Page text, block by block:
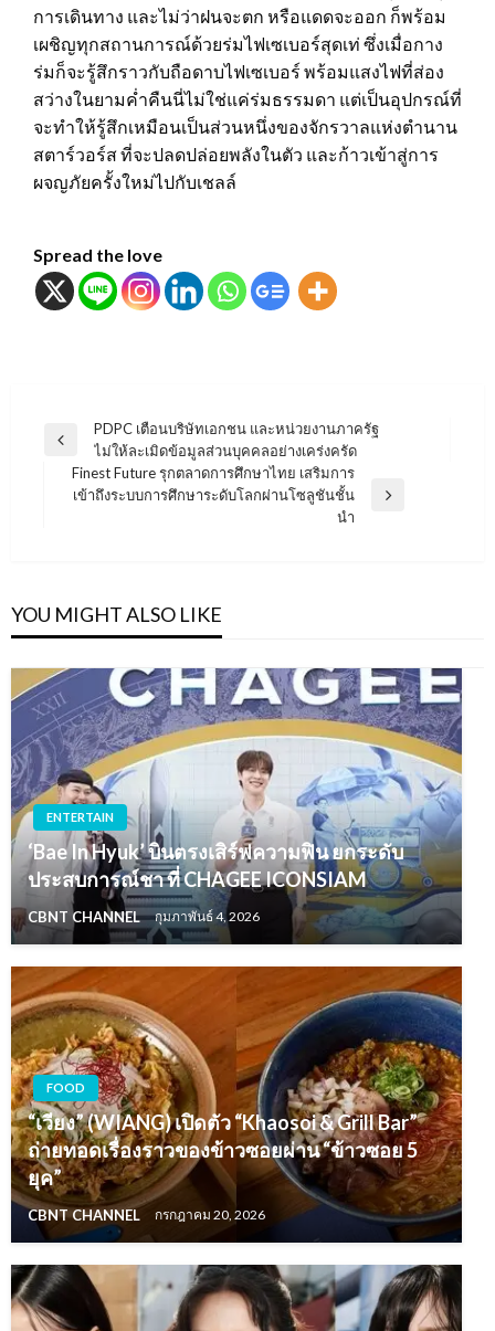
การเดินทาง และไม่ว่าฝนจะตก หรือแดดจะออก ก็พร้อม
เผชิญทุกสถานการณ์ด้วยร่มไฟเซเบอร์สุดเท่ ซึ่งเมื่อกาง
ร่มก็จะรู้สึกราวกับถือดาบไฟเซเบอร์ พร้อมแสงไฟที่ส่อง
สว่างในยามค่ำคืนนี่ไม่ใช่แค่ร่มธรรมดา แต่เป็นอุปกรณ์ที่
จะทำให้รู้สึกเหมือนเป็นส่วนหนึ่งของจักรวาลแห่งตำนาน
สตาร์วอร์ส ที่จะปลดปล่อยพลังในตัว และก้าวเข้าสู่การ
ผจญภัยครั้งใหม่ไปกับเชลล์
Spread the love
แนะแนว
เรื่อง
Previous
Post
PDPC เตือนบริษัทเอกชน และหน่วยงานภาครัฐ
ไม่ให้ละเมิดข้อมูลส่วนบุคคลอย่างเคร่งครัด
Next
Finest Future รุกตลาดการศึกษาไทย เสริมการ
เข้าถึงระบบการศึกษาระดับโลกผ่านโซลูชันชั้น
นำ
YOU MIGHT ALSO LIKE
ENTERTAIN
‘Bae In Hyuk’ บินตรงเสิร์ฟความฟิน ยกระดับ
ประสบการณ์ชา ที่ CHAGEE ICONSIAM
CBNT CHANNEL กุมภาพันธ์ 4, 2026
FOOD
“เวียง” (WIANG) เปิดตัว “Khaosoi & Grill Bar”
ถ่ายทอดเรื่องราวของข้าวซอยผ่าน “ข้าวซอย 5
ยุค”
CBNT CHANNEL กรกฎาคม 20, 2026